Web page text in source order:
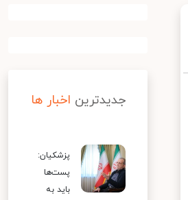
جدیدترین اخبار ها
پزشکیان:
پست‌ها
باید به